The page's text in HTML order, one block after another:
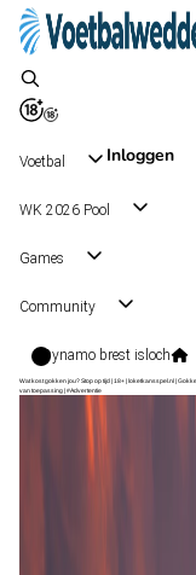
Inloggen
Voetbal
WK 2026 Pool
Games
Community
Dynamo brest isloch
Wat kost gokken jou? Stop op tijd | 18+ | loketkansspel.nl |
van toepassing | #Advertentie